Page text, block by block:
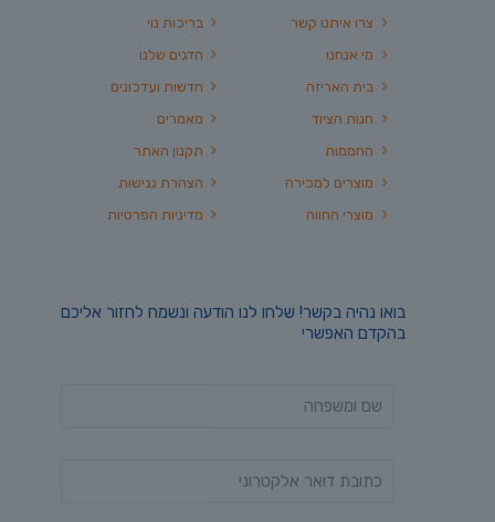
בריכות נוי
הדגים שלנו
חדשות ועדכונים
מאמרים
תקנון האתר
הצהרת נגישות
מדיניות הפרטיות
צרו איתנו קשר
מי אנחנו
בית האריזה
חנות הציוד
החממות
מוצרים למכירה
מוצרי החווה
בואו נהיה בקשר! שלחו לנו הודעה ונשמח לחזור אליכם
בהקדם האפשרי